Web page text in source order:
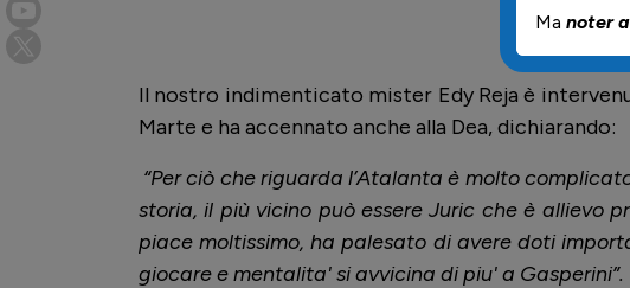
Il nostro indimenticato mister Edy Reja è
Marte e ha accennato anche alla Dea, dichiarando:
“Per ciò che riguarda l’Atalanta è molto
storia, il più vicino può essere Juric che è allievo
piace moltissimo, ha palesato di avere doti
giocare e mentalita' si avvicina di piu' a Gasperini”.
Ma noter